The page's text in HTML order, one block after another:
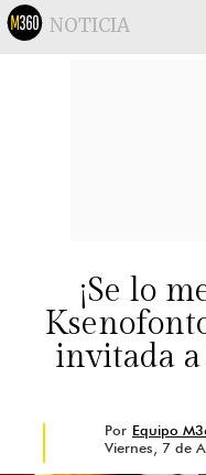
NOTICIA
¡Se lo
invitada
Por Equipo
Viernes, 7 de